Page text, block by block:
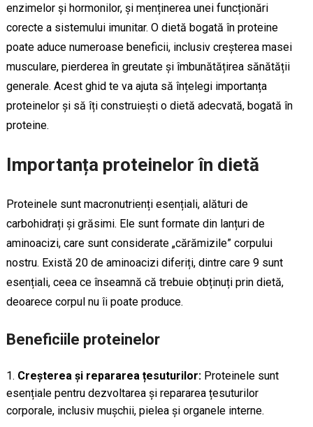
enzimelor și hormonilor, și menținerea unei funcționări
corecte a sistemului imunitar. O dietă bogată în proteine
poate aduce numeroase beneficii, inclusiv creșterea masei
musculare, pierderea în greutate și îmbunătățirea sănătății
generale. Acest ghid te va ajuta să înțelegi importanța
proteinelor și să îți construiești o dietă adecvată, bogată în
proteine.
Importanța proteinelor în dietă
Proteinele sunt macronutrienți esențiali, alături de
carbohidrați și grăsimi. Ele sunt formate din lanțuri de
aminoacizi, care sunt considerate „cărămizile” corpului
nostru. Există 20 de aminoacizi diferiți, dintre care 9 sunt
esențiali, ceea ce înseamnă că trebuie obținuți prin dietă,
deoarece corpul nu îi poate produce.
Beneficiile proteinelor
Creșterea și repararea țesuturilor:Proteinele sunt
esențiale pentru dezvoltarea și repararea țesuturilor
corporale, inclusiv mușchii, pielea și organele interne.